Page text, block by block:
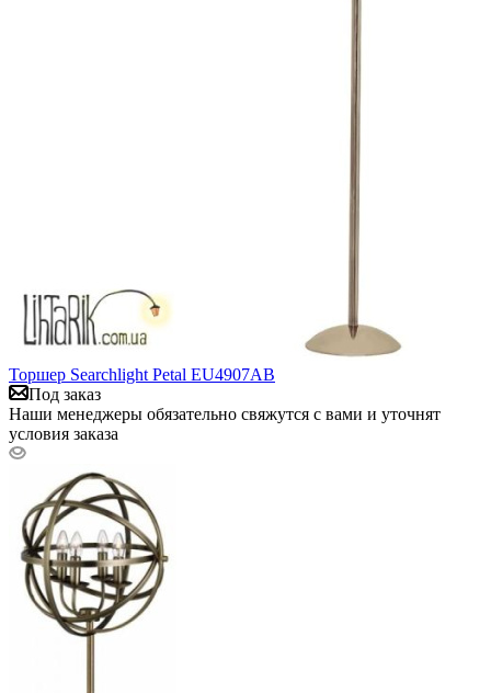
Торшер Searchlight Petal EU4907AB
Под заказ
Наши менеджеры обязательно свяжутся с вами и уточнят
условия заказа